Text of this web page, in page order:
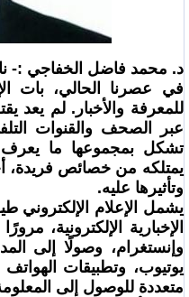
د. محمد فاضل الخفاجي :-
وتأثيرها عليه.
متعددة للوصول إلى